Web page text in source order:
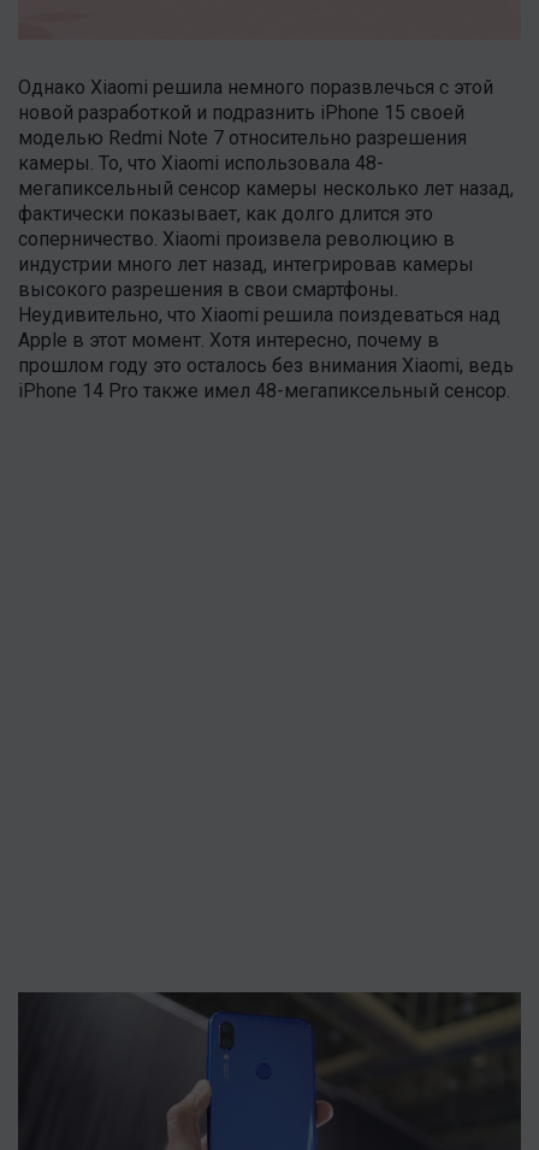
Однако Xiaomi решила немного поразвлечься с этой
новой разработкой и подразнить iPhone 15 своей
моделью Redmi Note 7 относительно разрешения
камеры. То, что Xiaomi использовала 48-
мегапиксельный сенсор камеры несколько лет назад,
фактически показывает, как долго длится это
соперничество. Xiaomi произвела революцию в
индустрии много лет назад, интегрировав камеры
высокого разрешения в свои смартфоны.
Неудивительно, что Xiaomi решила поиздеваться над
Apple в этот момент. Хотя интересно, почему в
прошлом году это осталось без внимания Xiaomi, ведь
iPhone 14 Pro также имел 48-мегапиксельный сенсор.